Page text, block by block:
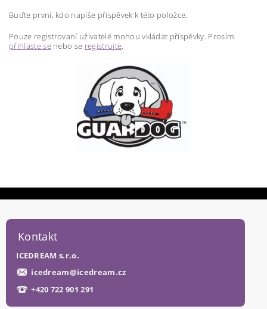
Buďte první, kdo napíše příspěvek k této položce.
Pouze registrovaní uživatelé mohou vkládat příspěvky. Prosím
přihlaste senebo se registrujte.
Kontakt
ICEDREAM s.r.o.
icedream@icedream.cz
+420 722 901 291